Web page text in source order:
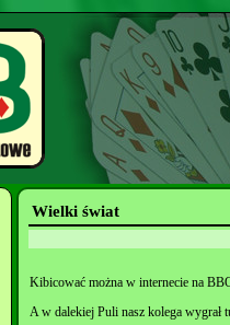
Wielki świat
Kibicować można w internecie na
A w dalekiej Puli nasz kolega wygrał